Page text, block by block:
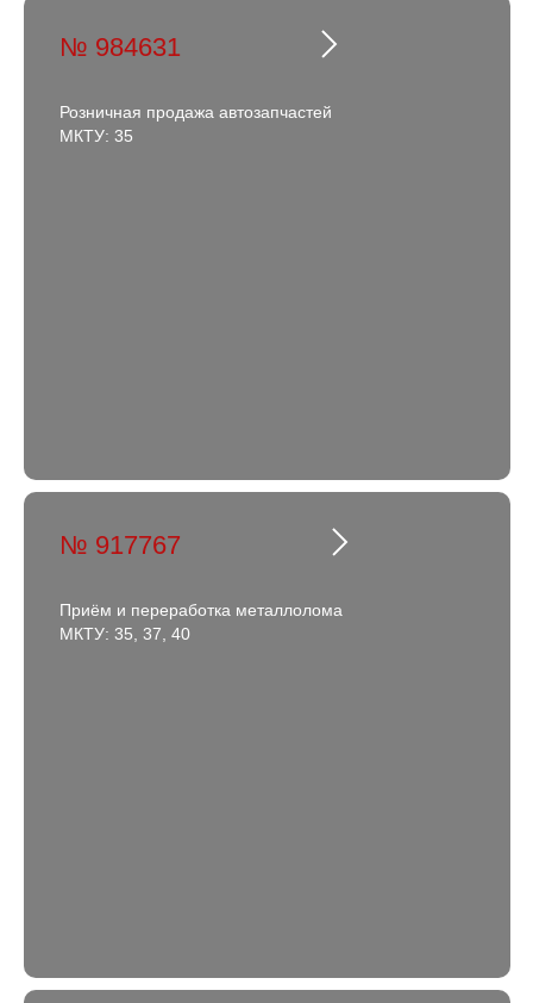
№ 984631
Розничная продажа автозапчастей
МКТУ: 35
№ 917767
Приём и переработка металлолома
МКТУ: 35, 37, 40